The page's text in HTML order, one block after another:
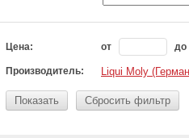
Цена: от до
Производитель: Liqui Moly
Показать Сбросить фильтр